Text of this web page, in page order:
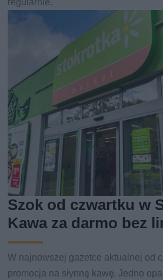
regularnie.
Szok od czwartku w
Kawa za darmo bez
W najnowszej gazetce aktualnej od
promocja na słynną kawę. Jedno